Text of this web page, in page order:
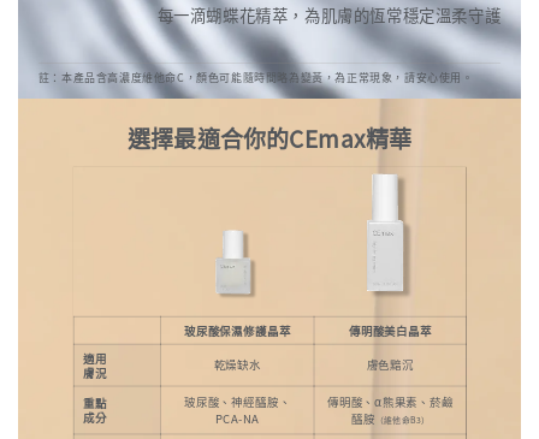
每一滴蝴蝶花精萃，為肌膚的恆常穩定溫柔守護
註：本產品含高濃度維他命C，顏色可能隨時間略為變黃，為正常現象，請安心使用。
選擇最適合你的CEmax精華
玻尿酸保濕修護晶萃
傳明酸美白晶萃
適用
膚況 乾燥缺水 膚色黯沉
重點
成分
玻尿酸、神經醯胺、
PCA-NA
傳明酸、α熊果素、菸鹼
醯胺 （維他命B3）